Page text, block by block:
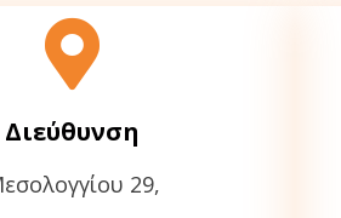
Διεύθυνση
29,